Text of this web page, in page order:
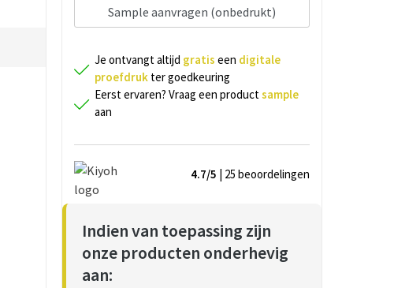
Sample aanvragen (onbedrukt)
Je ontvangt altijd gratis een digitale
proefdrukter goedkeuring
Eerst ervaren? Vraag een productsample
aan
4.7/5 | 25 beoordelingen
Indien van toepassing zijn
onze producten onderhevig
aan: